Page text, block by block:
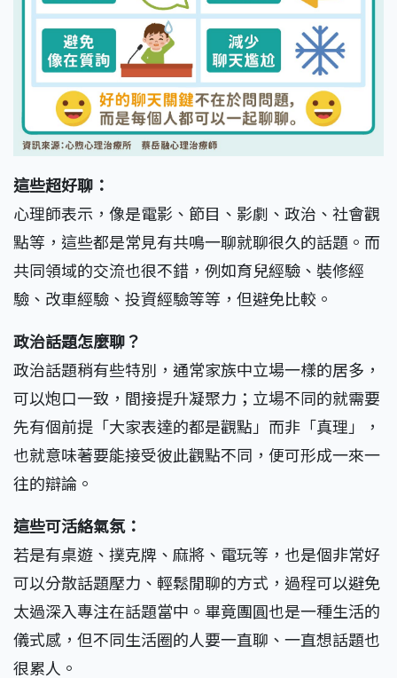
這些超好聊：
心理師表示，像是電影、節目、影劇、政治、社會觀
點等，這些都是常見有共鳴一聊就聊很久的話題。而
共同領域的交流也很不錯，例如育兒經驗、裝修經
驗、改車經驗、投資經驗等等，但避免比較。
政治話題怎麼聊？
政治話題稍有些特別，通常家族中立場一樣的居多，
可以炮口一致，間接提升凝聚力；立場不同的就需要
先有個前提「大家表達的都是觀點」而非「真理」，
也就意味著要能接受彼此觀點不同，便可形成一來一
往的辯論。
這些可活絡氣氛：
若是有桌遊、撲克牌、麻將、電玩等，也是個非常好
可以分散話題壓力、輕鬆閒聊的方式，過程可以避免
太過深入專注在話題當中。畢竟團圓也是一種生活的
儀式感，但不同生活圈的人要一直聊、一直想話題也
很累人。